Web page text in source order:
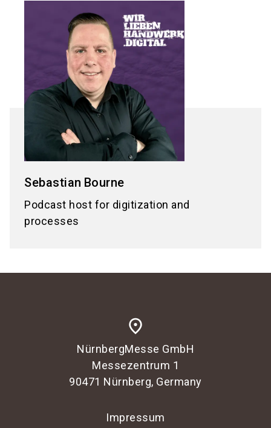
Sebastian Bourne
Podcast host for digitization and
processes
place
NürnbergMesse GmbH
Messezentrum 1
90471 Nürnberg, Germany
Impressum